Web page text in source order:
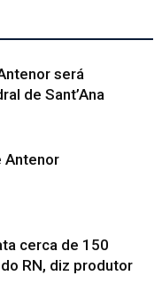
será
de Sant’Ana
Antenor
cerca de 150
RN, diz produtor